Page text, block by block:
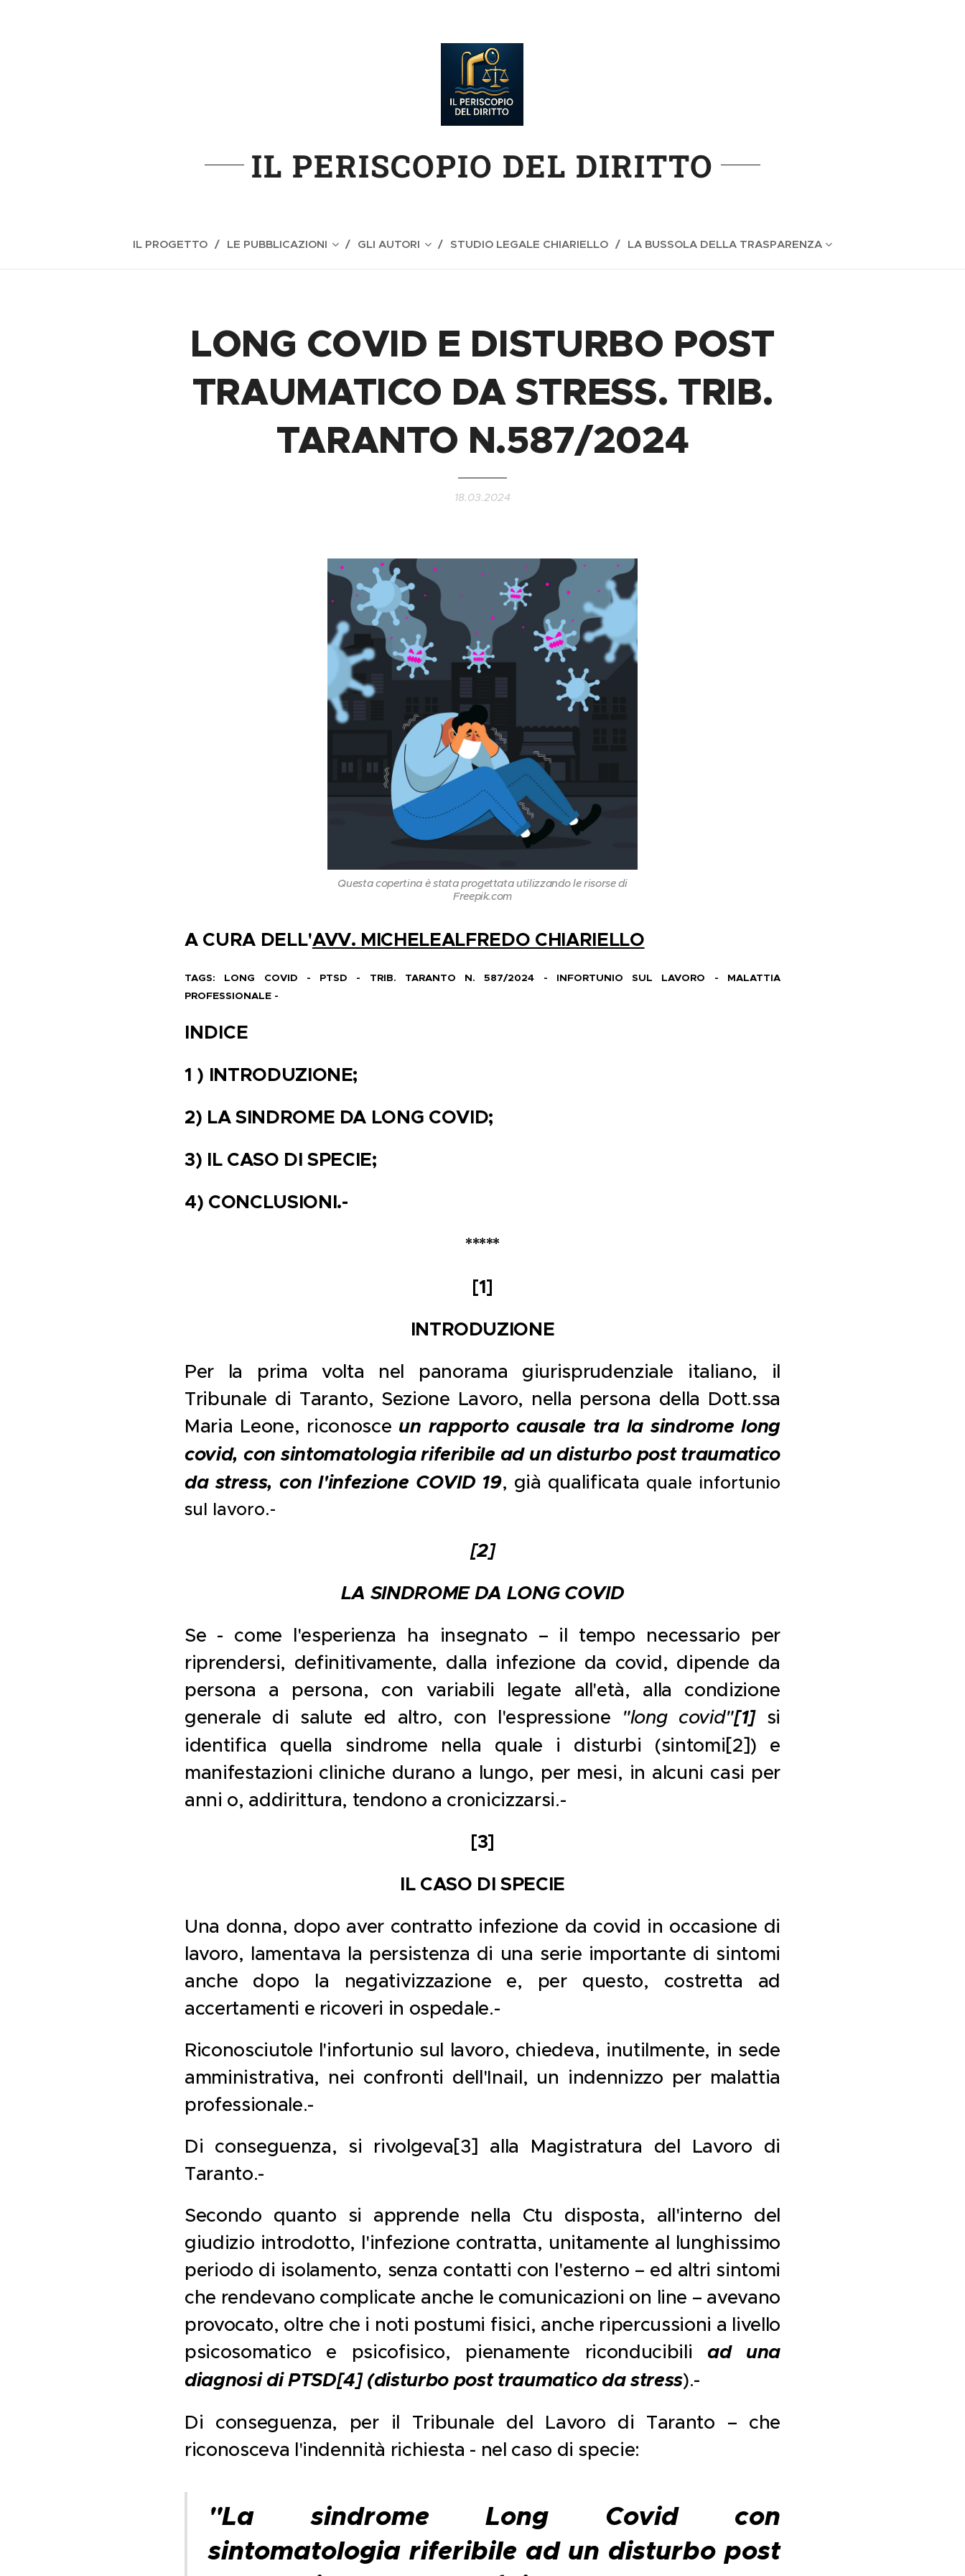
IL PERISCOPIO DEL DIRITTO
IL PROGETTO LE PUBBLICAZIONI GLI AUTORI STUDIO LEGALE CHIARIELLO LA BUSSOLA DELLA TRASPARENZA
LONG COVID E DISTURBO POST
TRAUMATICO DA STRESS. TRIB.
TARANTO N.587/2024
18.03.2024
Questa copertina è stata progettata utilizzando le risorse di
Freepik.com
A CURA DELL'AVV. MICHELEALFREDO CHIARIELLO
TAGS: LONG COVID - PTSD - TRIB. TARANTO N. 587/2024 - INFORTUNIO SUL LAVORO - MALATTIA
PROFESSIONALE -
INDICE
1 ) INTRODUZIONE;
2) LA SINDROME DA LONG COVID;
3) IL CASO DI SPECIE;
4) CONCLUSIONI.-
*****
[1]
INTRODUZIONE
Per la prima volta nel panorama giurisprudenziale italiano, il
Tribunale di Taranto, Sezione Lavoro, nella persona della Dott.ssa
Maria Leone, riconosce un rapporto causale tra la sindrome long
covid, con sintomatologia riferibile ad un disturbo post traumatico
da stress, con l'infezione COVID 19, già qualificata quale infortunio
sul lavoro.-
[2]
LA SINDROME DA LONG COVID
Se - come l'esperienza ha insegnato – il tempo necessario per
riprendersi, definitivamente, dalla infezione da covid, dipende da
persona a persona, con variabili legate all'età, alla condizione
generale di salute ed altro, con l'espressione "long covid"[1]si
identifica quella sindrome nella quale i disturbi (sintomi[2]) e
manifestazioni cliniche durano a lungo, per mesi, in alcuni casi per
anni o, addirittura, tendono a cronicizzarsi.-
[3]
IL CASO DI SPECIE
Una donna, dopo aver contratto infezione da covid in occasione di
lavoro, lamentava la persistenza di una serie importante di sintomi
anche dopo la negativizzazione e, per questo, costretta ad
accertamenti e ricoveri in ospedale.-
Riconosciutole l'infortunio sul lavoro, chiedeva, inutilmente, in sede
amministrativa, nei confronti dell'Inail, un indennizzo per malattia
professionale.-
Di conseguenza, si rivolgeva[3] alla Magistratura del Lavoro di
Taranto.-
Secondo quanto si apprende nella Ctu disposta, all'interno del
giudizio introdotto, l'infezione contratta, unitamente al lunghissimo
periodo di isolamento, senza contatti con l'esterno – ed altri sintomi
che rendevano complicate anche le comunicazioni on line – avevano
provocato, oltre che i noti postumi fisici, anche ripercussioni a livello
psicosomatico e psicofisico, pienamente riconducibili ad una
diagnosi di PTSD[4](disturbo post traumatico da stress).-
Di conseguenza, per il Tribunale del Lavoro di Taranto – che
riconosceva l'indennità richiesta - nel caso di specie:
"La sindrome Long Covid con
sintomatologia riferibile ad un disturbo post